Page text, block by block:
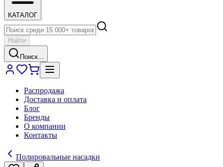
КАТАЛОГ
Найти
Поиск...
Распродажа
Доставка и оплата
Блог
Бренды
О компании
Контакты
Полировальные насадки